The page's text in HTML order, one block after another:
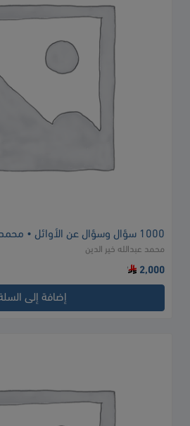
1000 سؤال وسؤال عن الأوائل • محمد خير الدين • دار الدعوة
محمد عبدالله خير الدين
2,000
إضافة إلى